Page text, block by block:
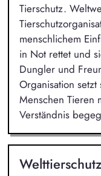
Tierschutz.
menschlichem
in Not rettet und
Dungler und
Organisation
Menschen Tieren
Verständnis